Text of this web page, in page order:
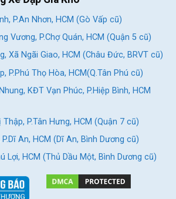
Trãi, P.Dĩ An, HCM (Dĩ An, Bình Dương
Lợi, P.Phú Lợi, HCM (Thủ Dầu Một, Bình
P.An Nhơn, HCM (Gò Vấp cũ)
Vương, P.Chợ Quán, HCM (Quận 5 cũ)
Xã Ngãi Giao, HCM (Châu Đức, BRVT cũ)
P.Phú Thọ Hòa, HCM(Q.Tân Phú cũ)
KĐT Vạn Phúc, P.Hiệp Bình, HCM
P.Tân Hưng, HCM (Quận 7 cũ)
An, HCM (Dĩ An, Bình Dương cũ)
Lợi, HCM (Thủ Dầu Một, Bình Dương cũ)